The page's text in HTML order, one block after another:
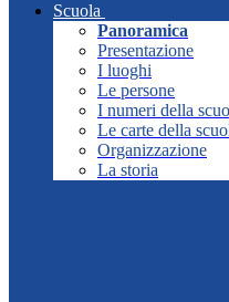
Scuola
Panoramica
Presentazione
I luoghi
Le persone
I numeri della
Le carte della
Organizzazione
La storia